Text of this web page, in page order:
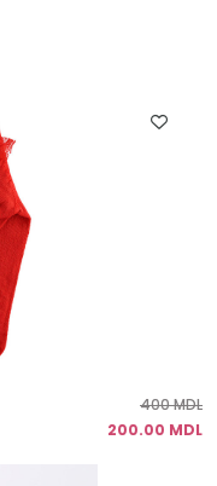
400 MDL
200.00 MDL